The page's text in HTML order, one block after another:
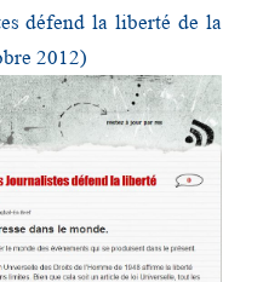
défend la liberté de la
2012)